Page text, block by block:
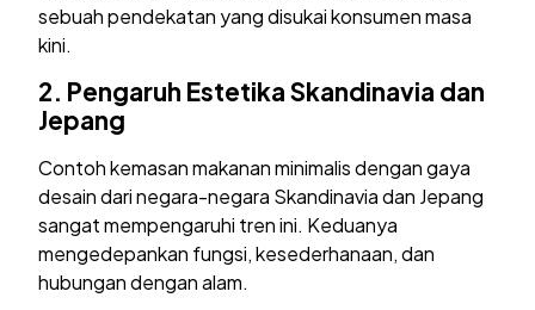
sebuah pendekatan yang disukai konsumen masa
kini.
2. Pengaruh Estetika Skandinavia dan
Jepang
Contoh kemasan makanan minimalis dengan gaya
desain dari negara-negara Skandinavia dan Jepang
sangat mempengaruhi tren ini. Keduanya
mengedepankan fungsi, kesederhanaan, dan
hubungan dengan alam.